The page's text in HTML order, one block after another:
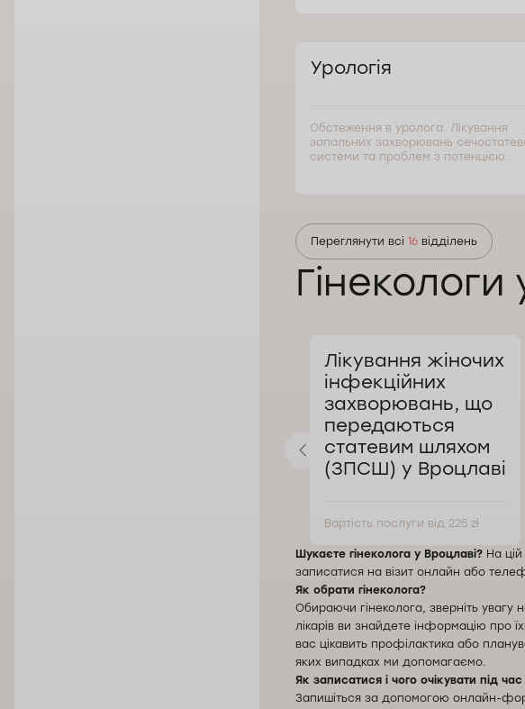
Урологія
Обстеження в уролога. Лікування
запальних захворювань
системи та проблем з потенцією.
Переглянути всі 16 відділень
Лікування жіночих
інфекційних
захворювань, що
передаються
статевим шляхом
(ЗПСШ) у Вроцлаві
Вартість послуги від 225 zł
Шукаєте гінеколога у Вроцлаві? На
записатися на візит онлайн або
Як обрати гінеколога?
Обираючи гінеколога, зверніть увагу
лікарів ви знайдете інформацію про
вас цікавить профілактика або
яких випадках ми допомагаємо.
Як записатися і чого очікувати під
Запишіться за допомогою онлайн-